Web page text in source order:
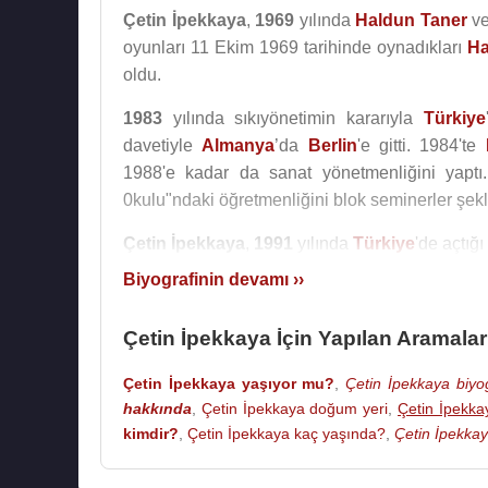
Çetin İpekkaya, 1969 yılında Haldun Taner
oyunları 11 Ekim 1969 tarihinde oynadıkları
oldu.
1983 yılında sıkıyönetimin kararıyla Türkiye
davetiyleAlmanya’da Berlin'e gitti. 1984'te
1988'e kadar da sanat yönetmenliğini
0kulu"ndaki öğretmenliğini blok seminerler
Çetin İpekkaya 1991 yılında Türkiye'de
Çetin İpekkayatiyatrocu
(d.1996) adlarında 3 çocuğu vardır.
EşiAni İpekkayaile birlikte kendi tiyatrosu
Hanım” oyunuyla açtı perdelerini. Daha
Evi’nde Hayat” adlı oyunları oynadı.
Biyografinin devamı ››
Çetin İpekkaya İçin Yapılan Aramalar
Çetin İpekkaya yaşıyor mu? ,Çetin İpekkaya
hakkında
Çetin İpekkaya doğum yeri ,Çetin
kimdir? Çetin İpekkaya kaç yaşında? Çetin